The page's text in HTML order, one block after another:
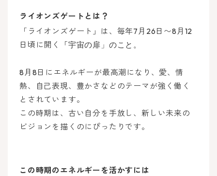
ライオンズゲートとは？
「ライオンズゲート」は、毎年7月26日〜8月12
日頃に開く「宇宙の扉」のこと。
8月8日にエネルギーが最高潮になり、愛、情
熱、自己表現、豊かさなどのテーマが強く働く
とされています。
この時期は、古い自分を手放し、新しい未来の
ビジョンを描くのにぴったりです。
この時期のエネルギーを活かすには